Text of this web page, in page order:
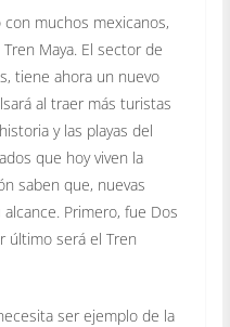
con muchos mexicanos,
Maya. El sector de
tiene ahora un nuevo
al traer más turistas
y las playas del
que hoy viven la
saben que, nuevas
Primero, fue Dos
último será el Tren
ser ejemplo de la